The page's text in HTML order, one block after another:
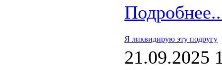
Я ликвидирую эту подругу
21.09.2025